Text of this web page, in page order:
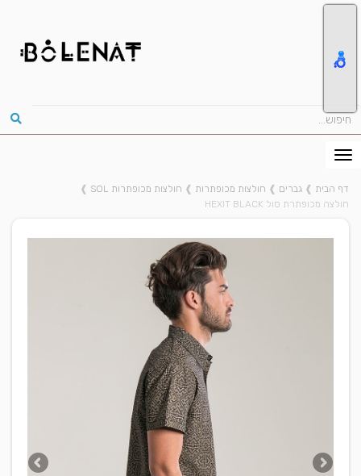
דף הבית ❱ גברים ❱ חולצות מכופתרות ❱ חולצות מכופתרות SOL
❱
חולצה מכופתרת סול HEXIT BLACK